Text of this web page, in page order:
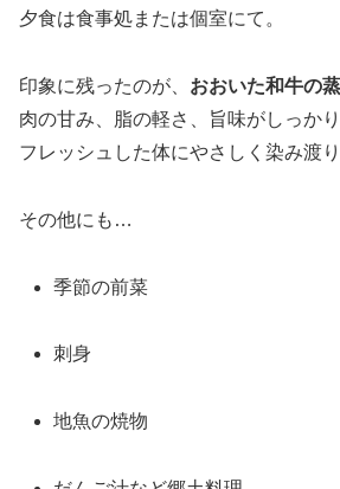
夕食は食事処または個室にて。
印象に残ったのが、 おおいた和牛の
肉の甘み、脂の軽さ、旨味がしっか
フレッシュした体にやさしく染み渡り
その他にも…
季節の前菜
刺身
地魚の焼物